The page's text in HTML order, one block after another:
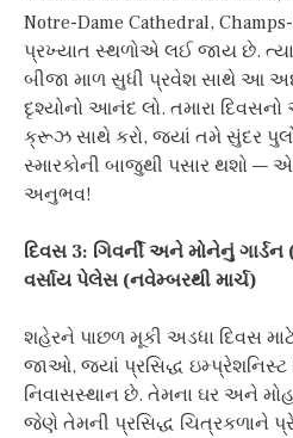
Notre-Dame Cathedral,
પ્રખ્યાત સ્થળોએ લઈ જાય છે.
બીજા માળ સુધી પ્રવેશ સાથે આ
દૃશ્યોનો આનંદ લો. તમારા દિવસનો
ક્રૂઝ સાથે કરો, જ્યાં તમે સુંદર
સ્મારકોની બાજુથી પસાર થશો
અનુભવ!
દિવસ 3: ગિવર્ની અને મોનેનું
વર્સાય પેલેસ (નવેમ્બરથી માર્ચ)
શહેરને પાછળ મૂકી અડધા દિવસ
જાઓ, જ્યાં પ્રસિદ્ધ ઇમ્પ્રેશનિસ્ટ
નિવાસસ્થાન છે. તેમના ઘર અને
જેણે તેમની પ્રસિદ્ધ ચિત્રકળાને